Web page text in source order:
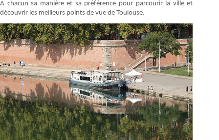
A chacun sa manière et sa préférence pour parcourir la ville et
découvrir les meilleurs points de vue de Toulouse.